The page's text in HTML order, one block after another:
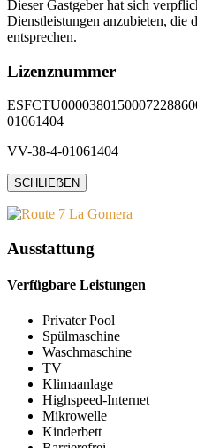
Dieser Gastgeber hat sich
Dienstleistungen anzubieten, die
entsprechen.
Lizenznummer
01061404
VV-38-4-01061404
SCHLIEẞEN
Ausstattung
Verfügbare Leistungen
Privater Pool
Spülmaschine
Waschmaschine
TV
Klimaanlage
Highspeed-Internet
Mikrowelle
Kinderbett